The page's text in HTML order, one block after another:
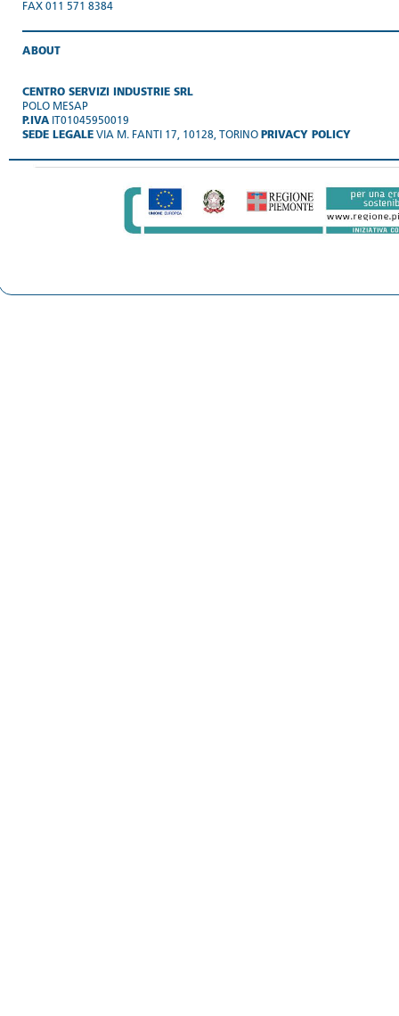
FAX 011 571 8384
ABOUT
CENTRO SERVIZI INDUSTRIE SRL
POLO MESAP
P.IVA IT01045950019
SEDE LEGALE VIA M. FANTI 17, 10128, TORINO PRIVACY POLICY